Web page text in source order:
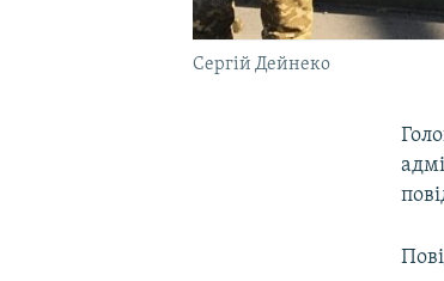
Сергій Дейнеко